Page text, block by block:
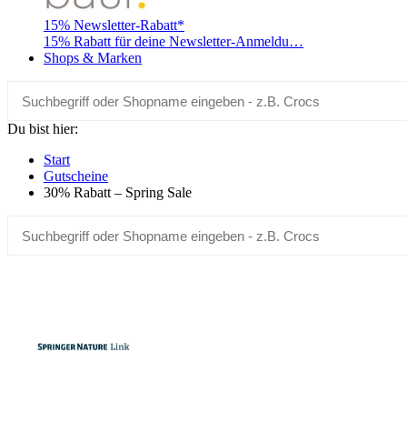
15% Newsletter-Rabatt*
15% Rabatt für deine Newsletter-Anmeldu…
Shops & Marken
Du bist hier:
Start
Gutscheine
30% Rabatt – Spring Sale